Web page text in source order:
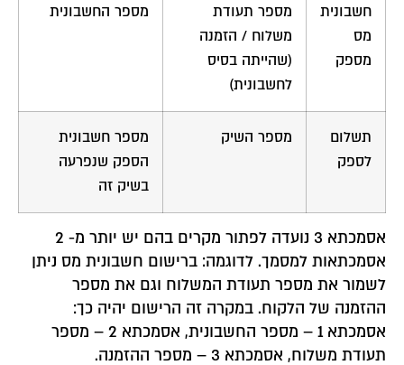
חשבונית
מס
מספק
מספר תעודת
משלוח / הזמנה
(שהייתה בסיס
לחשבונית)
מספר החשבונית
תשלום
לספק
מספר השיק
מספר חשבונית
הספק שנפרעה
בשיק זה
אסמכתא 3 נועדה לפתור מקרים בהם יש יותר מ- 2
אסמכתאות למסמך. לדוגמה: ברישום חשבונית מס ניתן
לשמור את מספר תעודת המשלוח וגם את מספר
ההזמנה של הלקוח. במקרה זה הרישום יהיה כך:
אסמכתא 1 – מספר החשבונית, אסמכתא 2 – מספר
תעודת משלוח, אסמכתא 3 – מספר ההזמנה.